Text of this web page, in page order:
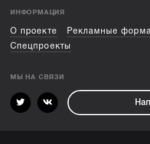
ИНФОРМАЦИЯ
О проекте Рекламные
Спецпроекты
МЫ НА СВЯЗИ